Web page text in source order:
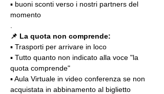
▪️ buoni sconti verso i nostri partners del
momento
📌 La quota non comprende:
▪️ Trasporti per arrivare in loco
▪️ Tutto quanto non indicato alla voce "la
quota comprende"
▪️ Aula Virtuale in video conferenza se non
acquistata in abbinamento al biglietto